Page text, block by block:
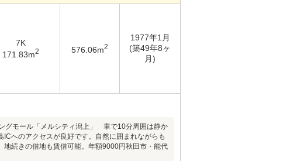
7K
171.83m2 576.06m2
1977年1月
(築49年8ヶ
月)
モール「メルシティ潟上」 車で10分周囲は静か
へのアクセスが良好です。自然に囲まれながらも
続きの借地も賃借可能。年額9000円秋田市・能代